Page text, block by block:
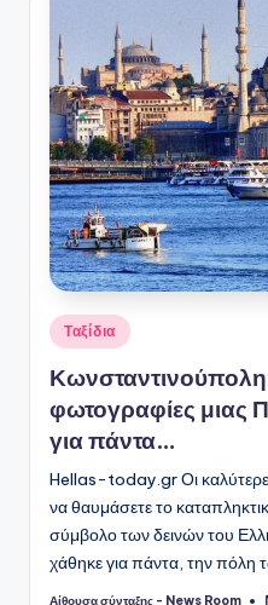
Αναρτήθηκε
σε
Ταξίδια
φωτογραφίες μιας
για πάντα…
Hellas-today.gr Οι
να θαυμάσετε το
σύμβολο των δεινών του
χάθηκε για πάντα, την πόλη
Αίθουσα σύνταξης - News Room